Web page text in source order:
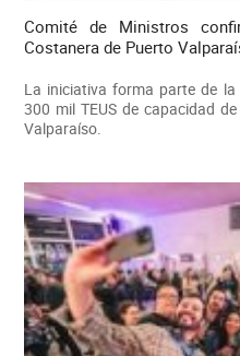
Comité de Ministros
Costanera de Puerto
La iniciativa forma parte de
300 mil TEUS de capacidad
Valparaíso.